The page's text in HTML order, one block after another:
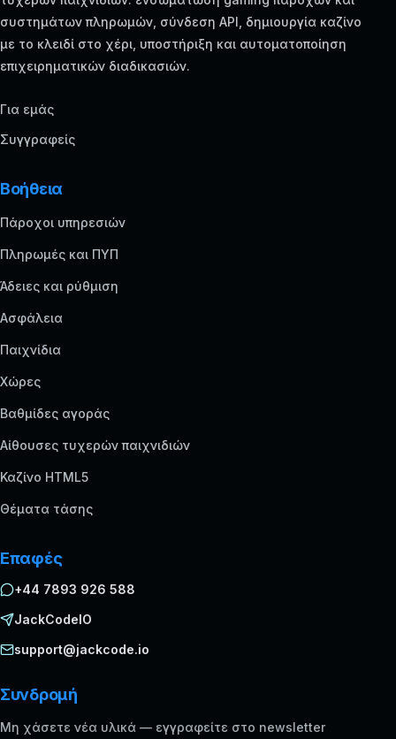
συστημάτων πληρωμών, σύνδεση API, δημιουργία καζίνο
με το κλειδί στο χέρι, υποστήριξη και αυτοματοποίηση
επιχειρηματικών διαδικασιών.
Για εμάς
Συγγραφείς
Βοήθεια
Πάροχοι υπηρεσιών
Πληρωμές και ΠΥΠ
Άδειες και ρύθμιση
Ασφάλεια
Παιχνίδια
Χώρες
Βαθμίδες αγοράς
Αίθουσες τυχερών παιχνιδιών
Καζίνο HTML5
Θέματα τάσης
Επαφές
+44 7893 926 588
JackCodeIO
support@jackcode.io
Συνδρομή
Μη χάσετε νέα υλικά — εγγραφείτε στο newsletter